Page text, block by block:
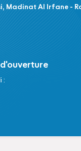
Madinat Al Irfane -
: